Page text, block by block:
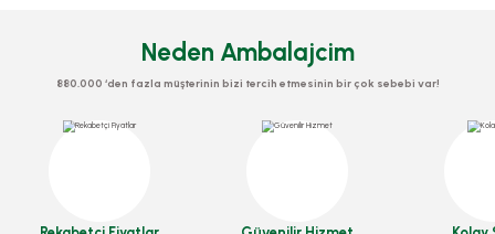
Neden Ambalajcim
880.000 ‘den fazla müşterinin bizi tercih etmesinin bir çok sebebi var!